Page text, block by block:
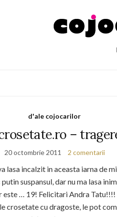
d'ale cojocarilor
–
20 octombrie 2011 2 comentarii
lasa incalzit in aceasta iarna de
suspansul, dar nu ma lasa
este … 19! Felicitari Andra Tatu!!!!
crosetate cu dragoste, le pot